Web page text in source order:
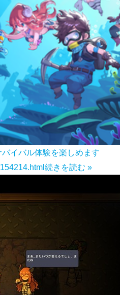
イバル体験を楽しめます
続きを読む »